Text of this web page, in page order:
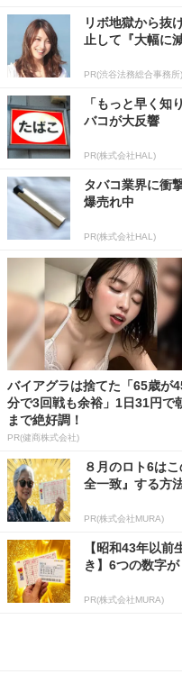
リボ地獄から抜
止して『大幅に
PR(渋谷法務総合事務所)
「もっと早く
バコが大反響
PR(株式会社HAL)
タバコ業界に衝
爆売れ中
PR(株式会社HAL)
バイアグラは捨てた「65歳が
分で3回戦も余裕」1日31円で
まで絶好調！
PR(健商株式会社)
８月のロト6は
全一致』する方
PR(株式会社MURA)
【昭和43年以
き】6つの数字
PR(株式会社MURA)